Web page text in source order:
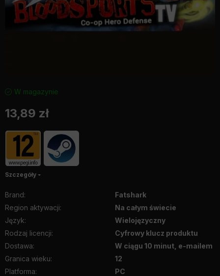
W magazynie
13,89 zł
Szczegóły
Brand:
Fatshark
Region aktywacji:
Na całym świecie
Język:
Wielojęzyczny
Rodzaj licencji:
Cyfrowy klucz produktu
Dostawa:
W ciągu 10 minut, e-mailem
Granica wieku:
12
Platforma:
PC